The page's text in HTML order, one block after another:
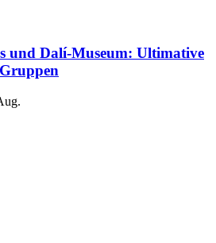
und Dalí-Museum: Ultimative